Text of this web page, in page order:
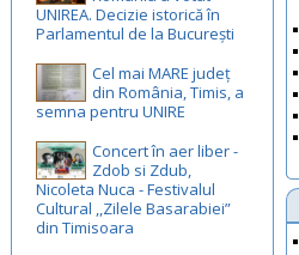
UNIREA. Decizie istorică în
Parlamentul de la București
Cel mai MARE județ
din România, Timis, a
semna pentru UNIRE
Concert în aer liber -
Zdob si Zdub,
Nicoleta Nuca - Festivalul
Cultural ,,Zilele Basarabiei”
din Timisoara